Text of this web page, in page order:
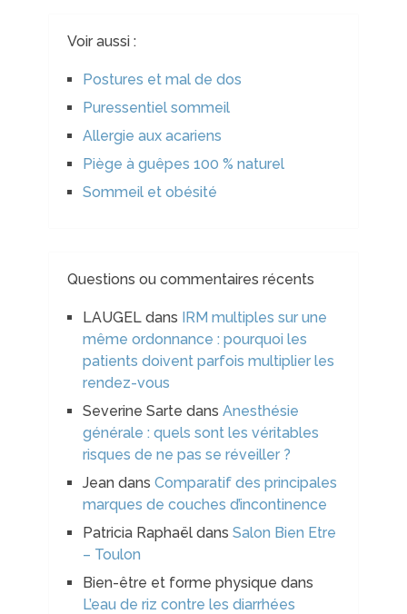
Voir aussi :
Postures et mal de dos
Puressentiel sommeil
Allergie aux acariens
Piège à guêpes 100 % naturel
Sommeil et obésité
Questions ou commentaires récents
LAUGELdans IRM multiples sur une
même ordonnance : pourquoi les
patients doivent parfois multiplier les
rendez-vous
Severine Sarte dans Anesthésie
générale : quels sont les véritables
risques de ne pas se réveiller ?
Jeandans Comparatif des principales
marques de couches d’incontinence
Patricia Raphaëldans Salon Bien Etre
– Toulon
Bien-être et forme physique dans
L’eau de riz contre les diarrhées